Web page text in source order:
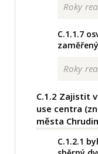
Roky
C.1.1.7
Roky
C.1.2 Zajistit
use centra
města
C.1.2.1